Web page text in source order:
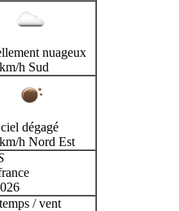
nuageux
h Sud
ciel dégagé
h Nord Est
temps / vent